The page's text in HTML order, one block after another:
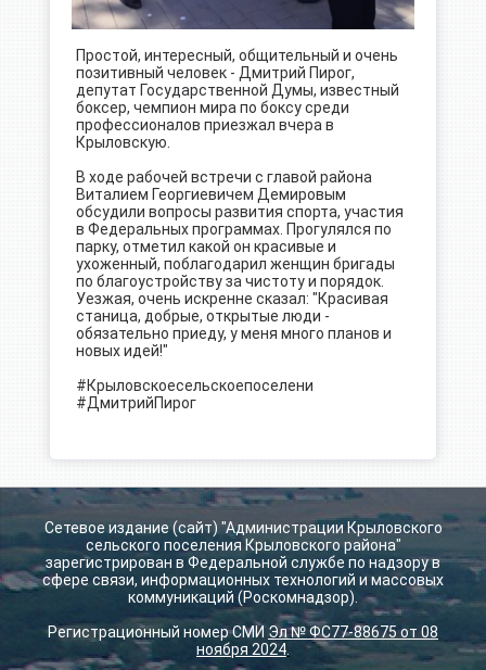
Простой, интересный, общительный и очень
позитивный человек - Дмитрий Пирог,
депутат Государственной Думы, известный
боксер, чемпион мира по боксу среди
профессионалов приезжал вчера в
Крыловскую.
В ходе рабочей встречи с главой района
Виталием Георгиевичем Демировым
обсудили вопросы развития спорта, участия
в Федеральных программах. Прогулялся по
парку, отметил какой он красивые и
ухоженный, поблагодарил женщин бригады
по благоустройству за чистоту и порядок.
Уезжая, очень искренне сказал: "Красивая
станица, добрые, открытые люди -
обязательно приеду, у меня много планов и
новых идей!"
#Крыловскоесельскоепоселени
#ДмитрийПирог
Сетевое издание (сайт) "Администрации Крыловского
сельского поселения Крыловского района"
зарегистрирован в Федеральной службе по надзору в
сфере связи, информационных технологий и массовых
коммуникаций (Роскомнадзор).
Регистрационный номер СМИ Эл № ФС77-88675 от 08
ноября 2024.